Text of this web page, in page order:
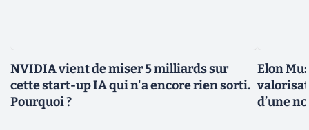
NVIDIA vient de miser 5 milliards sur
cette start-up IA qui n'a encore rien sorti.
Pourquoi ?
Elon
d’une